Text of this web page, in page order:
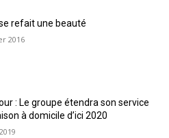
refait une beauté
2016
: Le groupe étendra son service
à domicile d’ici 2020